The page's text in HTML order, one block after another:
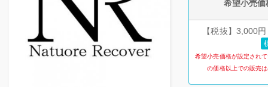
希望小売価
【税抜】3,000
希望小売価格が設定され
の価格以上での販売